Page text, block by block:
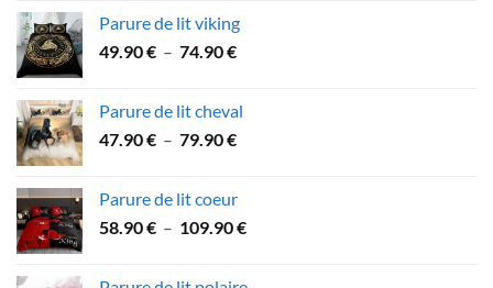
53.60 €
à
Parure de lit viking
49.90€ – 74.90€Plage
49.90 €
à
Parure de lit cheval
47.90€ – 79.90€Plage
à
Parure de lit coeur
58.90€ – 109.90€Plage